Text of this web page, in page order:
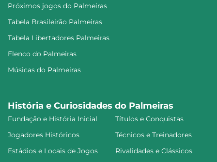
Próximos jogos do Palmeiras
Tabela Brasileirão Palmeiras
Tabela Libertadores Palmeiras
Elenco do Palmeiras
Músicas do Palmeiras
História e Curiosidades do Palmeiras
Fundação e História Inicial
Títulos e Conquistas
Jogadores Históricos
Técnicos e Treinadores
Estádios e Locais de Jogos
Rivalidades e Clássicos